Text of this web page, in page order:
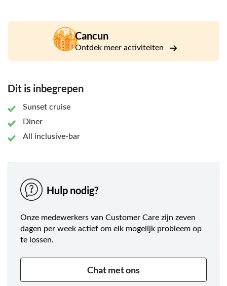
veranderende schouwspel aan de horizon.
Na een tijdje krijg je het diner en de drankjes geserveerd
samen met je lief relaxt naar het uitzicht over Cancun kijkt.
Cancun
Ontdek meer activiteiten
Dit is inbegrepen
Sunset cruise
Diner
All inclusive-bar
Hulp nodig?
Onze medewerkers van Customer Care zijn zeven
dagen per week actief om elk mogelijk probleem op
te lossen.
Chat met ons